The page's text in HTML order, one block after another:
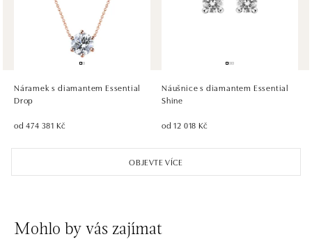
dnes otevřeno od 10:00
HALADA OC Eurovea, Bratislava
Pribinova 8, 811 09 Bratislava
dnes otevřeno od 10:00
OBJEVTE VÍCE
Náramek s diamantem Essential
Drop
od 474 381 Kč
Náušnice s diamantem Essential
Shine
od 12 018 Kč
Mohlo by vás zajímat